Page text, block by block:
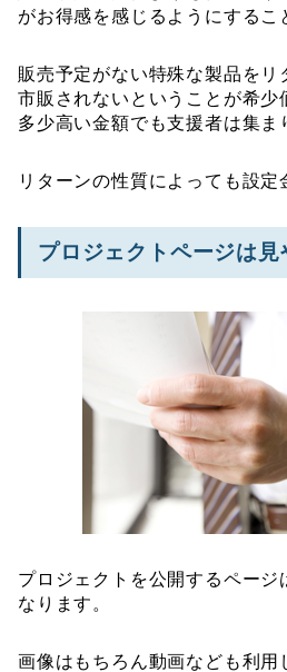
がお得感を感じるようにするこ
販売予定がない特殊な製品をリ
市販されないということが希少
多少高い金額でも支援者は集ま
リターンの性質によっても設定
プロジェクトページは見
プロジェクトを公開するページ
なります。
画像はもちろん動画なども利用